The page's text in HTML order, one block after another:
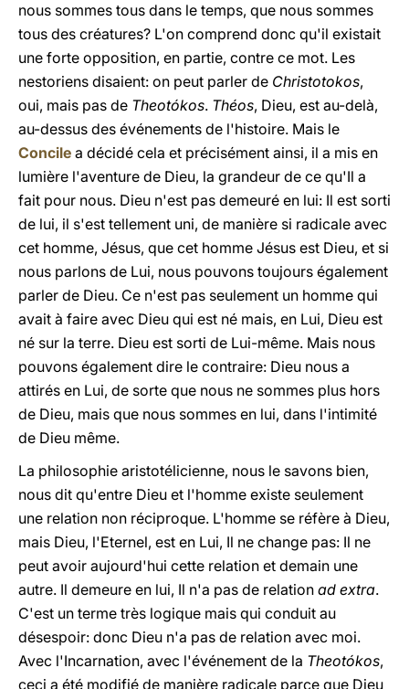
nous sommes tous dans le temps, que nous sommes
tous des créatures? L'on comprend donc qu'il existait
une forte opposition, en partie, contre ce mot. Les
nestoriens disaient: on peut parler de Christotokos,
oui, mais pas de Theotókos. Théos, Dieu, est au-delà,
au-dessus des événements de l'histoire. Mais le
Concile a décidé cela et précisément ainsi, il a mis en
lumière l'aventure de Dieu, la grandeur de ce qu'Il a
fait pour nous. Dieu n'est pas demeuré en lui: Il est sorti
de lui, il s'est tellement uni, de manière si radicale avec
cet homme, Jésus, que cet homme Jésus est Dieu, et si
nous parlons de Lui, nous pouvons toujours également
parler de Dieu. Ce n'est pas seulement un homme qui
avait à faire avec Dieu qui est né mais, en Lui, Dieu est
né sur la terre. Dieu est sorti de Lui-même. Mais nous
pouvons également dire le contraire: Dieu nous a
attirés en Lui, de sorte que nous ne sommes plus hors
de Dieu, mais que nous sommes en lui, dans l'intimité
de Dieu même.
La philosophie aristotélicienne, nous le savons bien,
nous dit qu'entre Dieu et l'homme existe seulement
une relation non réciproque. L'homme se réfère à Dieu,
mais Dieu, l'Eternel, est en Lui, Il ne change pas: Il ne
peut avoir aujourd'hui cette relation et demain une
autre. Il demeure en lui, Il n'a pas de relation ad extra.
C'est un terme très logique mais qui conduit au
désespoir: donc Dieu n'a pas de relation avec moi.
Avec l'Incarnation, avec l'événement de la Theotókos,
ceci a été modifié de manière radicale parce que Dieu